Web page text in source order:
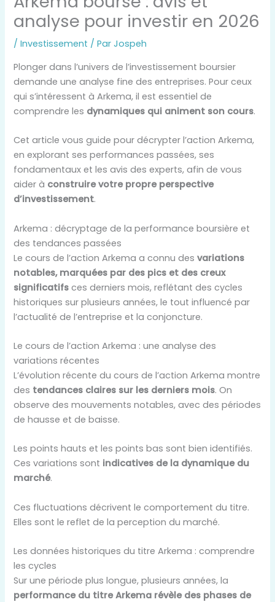
analyse pour investir en 2026
/Investissement / ParJospeh
Plonger dans l’univers de l’investissement boursier
demande une analyse fine des entreprises. Pour ceux
qui s’intéressent à Arkema, il est essentiel de
comprendre les dynamiques qui animent son cours.
Cet article vous guide pour décrypter l’action Arkema,
en explorant ses performances passées, ses
fondamentaux et les avis des experts, afin de vous
aider à construire votre propre perspective
d’investissement.
Arkema : décryptage de la performance boursière et
des tendances passées
Le cours de l’action Arkema a connu desvariations
notables, marquées par des pics et des creux
significatifs ces derniers mois, reflétant des cycles
historiques sur plusieurs années, le tout influencé par
l’actualité de l’entreprise et la conjoncture.
Le cours de l’action Arkema : une analyse des
variations récentes
L’évolution récente du cours de l’action Arkema montre
des tendances claires sur les derniers mois. On
observe des mouvements notables, avec des périodes
de hausse et de baisse.
Les points hauts et les points bas sont bien identifiés.
Ces variations sont indicatives de la dynamique du
marché.
Ces fluctuations décrivent le comportement du titre.
Elles sont le reflet de la perception du marché.
Les données historiques du titre Arkema : comprendre
les cycles
Sur une période plus longue, plusieurs années, la
performance du titre Arkema révèle des phases de